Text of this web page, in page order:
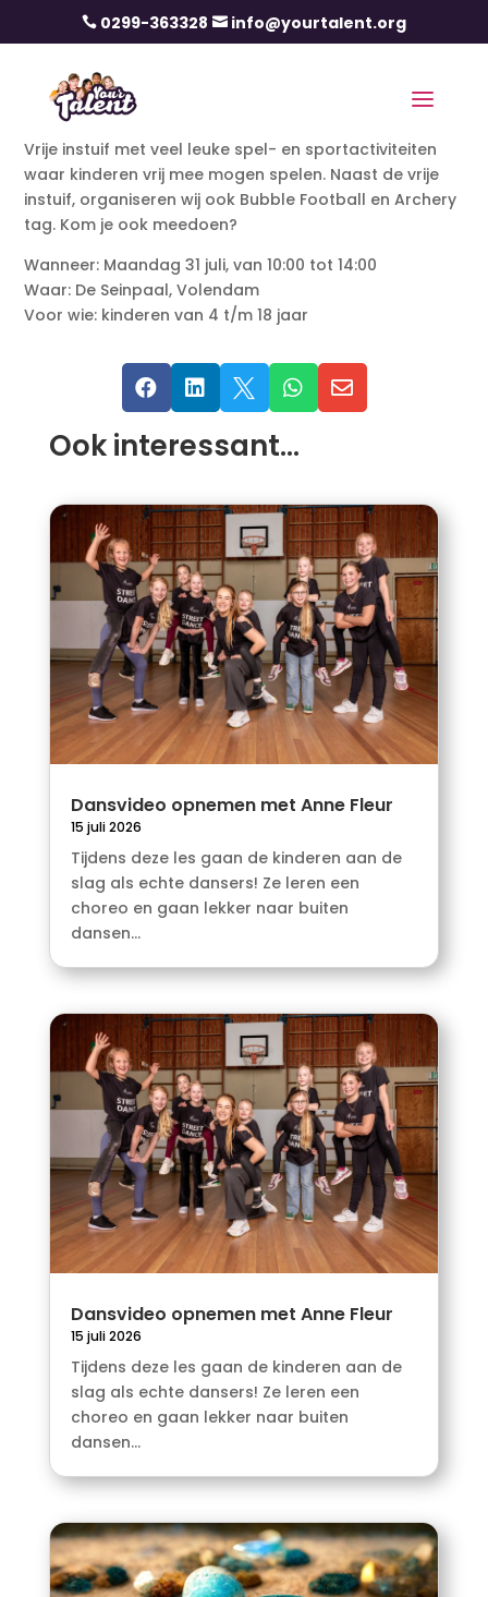
 0299-363328  info@yourtalent.org
Vrije instuif met veel leuke spel- en sportactiviteiten
waar kinderen vrij mee mogen spelen. Naast de vrije
instuif, organiseren wij ook Bubble Football en Archery
tag. Kom je ook meedoen?
Wanneer: Maandag 31 juli, van 10:00 tot 14:00
Waar: De Seinpaal, Volendam
Voor wie: kinderen van 4 t/m 18 jaar
    
Ook interessant…
Dansvideo opnemen met Anne Fleur
15 juli 2026
Tijdens deze les gaan de kinderen aan de
slag als echte dansers! Ze leren een
choreo en gaan lekker naar buiten
dansen...
Dansvideo opnemen met Anne Fleur
15 juli 2026
Tijdens deze les gaan de kinderen aan de
slag als echte dansers! Ze leren een
choreo en gaan lekker naar buiten
dansen...